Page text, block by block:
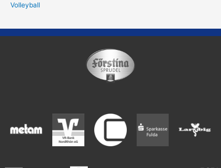
Volleyball